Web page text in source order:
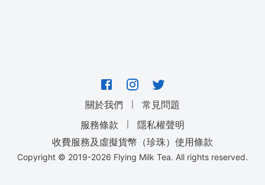
關於我們 ｜
常見問題
服務條款
｜
隱私權聲明
收費服務及虛擬貨幣（珍珠）使用條款
Copyright © 2019-2026 Flying Milk Tea. All rights reserved.